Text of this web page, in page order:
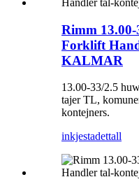
Rimm
Forklift
KALMAR
13.00-33/2.5
tajer TL,
kontejners.
inkjestadettall